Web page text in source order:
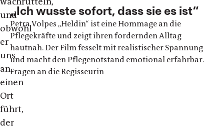
und
obwohl
er
uns
an
einen
Ort
führt,
der
„Ich wusste sofort, dass sie es ist“
Petra Volpes „Heldin“ ist eine Hommage an die
Pflegekräfte und zeigt ihren fordernden Alltag
hautnah. Der Film fesselt mit realistischer Spannung
und macht den Pflegenotstand emotional erfahrbar.
Fragen an die Regisseurin